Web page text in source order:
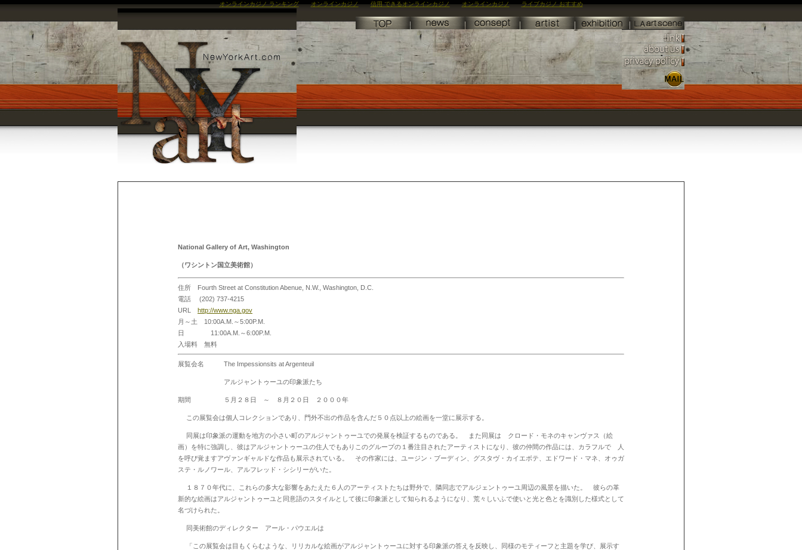
オンラインカジノ ランキング オンラインカジノ 信用 できるオンラインカジノ オンラインカジノ ライブカジノ おすすめ
National Gallery of Art, Washington
（ワシントン国立美術館）
住所 Fourth Street at Constitution Abenue, N.W., Washington, D.C.
電話 (202) 737-4215
URL http://www.nga.gov
月～土 10:00A.M. ～5:00P.M.
日 11:00A.M. ～6:00P.M.
入場料 無料
展覧会名 The Impessionsits at Argenteuil
アルジャントゥーユの印象派たち
期間 ５月２８日 ～ ８月２０日 ２０００年
この展覧会は個人コレクションであり、門外不出の作品を含んだ５０点以上の絵画を一堂に展示する。
同展は印象派の運動を地方の小さい町のアルジャントゥーユでの発展を検証するものである。 また同展は クロード・モネのキャンヴァス（絵
画）を特に強調し、彼はアルジャントゥーユの住人でもありこのグループの１番注目されたアーティストになり、彼の仲間の作品には、カラフルで 人
を呼び覚ますアヴァンギャルドな作品も展示されている。 その作家には、ユージン・ブーディン、グスタヴ・カイエボテ、エドワード・マネ、オゥガ
ステ・ルノワール、アルフレッド・シシリーがいた。
１８７０年代に、これらの多大な影響をあたえた６人のアーティストたちは野外で、隣同志でアルジェントゥーユ周辺の風景を描いた。 彼らの革
新的な絵画はアルジャントゥーユと同意語のスタイルとして後に印象派として知られるようになり、荒々しいふで使いと光と色とを識別した様式として
名づけられた。
同美術館のディレクター アール・パウエルは
「この展覧会は目もくらむような、リリカルな絵画がアルジャントゥーユに対する印象派の答えを反映し、同様のモティーフと主題を学び、展示す